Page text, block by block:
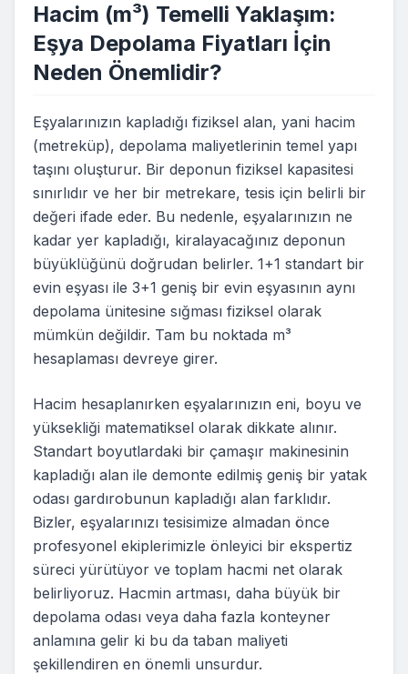
Hacim (m³) Temelli Yaklaşım:
Eşya Depolama Fiyatları İçin
Neden Önemlidir?
Eşyalarınızın kapladığı fiziksel alan, yani hacim
(metreküp), depolama maliyetlerinin temel yapı
taşını oluşturur. Bir deponun fiziksel kapasitesi
sınırlıdır ve her bir metrekare, tesis için belirli bir
değeri ifade eder. Bu nedenle, eşyalarınızın ne
kadar yer kapladığı, kiralayacağınız deponun
büyüklüğünü doğrudan belirler. 1+1 standart bir
evin eşyası ile 3+1 geniş bir evin eşyasının aynı
depolama ünitesine sığması fiziksel olarak
mümkün değildir. Tam bu noktada m³
hesaplaması devreye girer.
Hacim hesaplanırken eşyalarınızın eni, boyu ve
yüksekliği matematiksel olarak dikkate alınır.
Standart boyutlardaki bir çamaşır makinesinin
kapladığı alan ile demonte edilmiş geniş bir yatak
odası gardırobunun kapladığı alan farklıdır.
Bizler, eşyalarınızı tesisimize almadan önce
profesyonel ekiplerimizle önleyici bir ekspertiz
süreci yürütüyor ve toplam hacmi net olarak
belirliyoruz. Hacmin artması, daha büyük bir
depolama odası veya daha fazla konteyner
anlamına gelir ki bu da taban maliyeti
şekillendiren en önemli unsurdur.